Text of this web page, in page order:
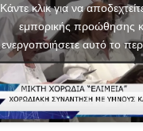
Κάντε κλικ για να
εμπορικής προώθησης
ενεργοποιήσετε αυτό το